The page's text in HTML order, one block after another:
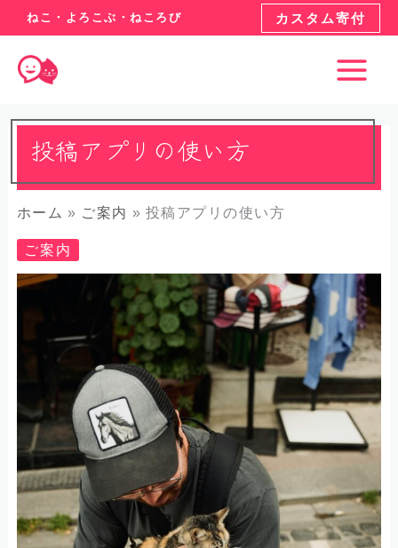
ねこ・よろこぶ・ねころび カスタム寄付
Main
投稿アプリの使い方
ホーム ご案内 投稿アプリの使い方
ご案内